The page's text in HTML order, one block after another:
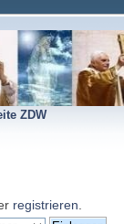
ZDW
registrieren